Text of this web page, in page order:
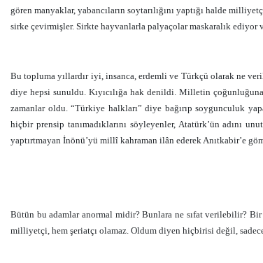
gören manyaklar, yabancıların soytarılığını yaptığı halde
sirke çevirmişler. Sirkte hayvanlarla palyaçolar maskaralık ediyor
Bu topluma yıllardır iyi, insanca, erdemli ve Türkçü olarak ne
diye hepsi sunuldu. Kıyıcılığa hak denildi. Milletin
zamanlar oldu. “Türkiye halkları” diye bağırıp soygunculuk
hiçbir prensip tanımadıklarını söyleyenler, Atatürk’ün adını
yaptırtmayan İnönü’yü millî kahraman ilân ederek Anıtkabir’e
Bütün bu adamlar anormal midir? Bunlara ne sıfat verilebilir?
milliyetçi, hem şeriatçı olamaz. Oldum diyen hiçbirisi değil,